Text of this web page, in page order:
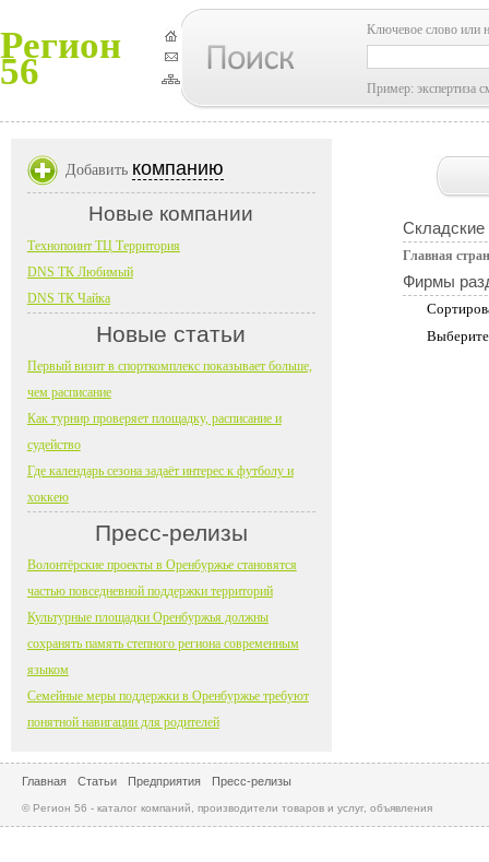
Регион
56
Ключевое слово или
Пример: экспертиза
Складские
Главная
Фирмы
Добавить компанию
Новые компании
Технопоинт ТЦ Территория
DNS ТК Любимый
DNS ТК Чайка
Новые статьи
Первый визит в спорткомплекс показывает больше,
чем расписание
Как турнир проверяет площадку, расписание и
судейство
Где календарь сезона задаёт интерес к футболу и
хоккею
Пресс-релизы
Волонтёрские проекты в Оренбуржье становятся
частью повседневной поддержки территорий
Культурные площадки Оренбуржья должны
сохранять память степного региона современным
языком
Семейные меры поддержки в Оренбуржье требуют
понятной навигации для родителей
Главная Статьи Предприятия Пресс-релизы
© Регион 56 - каталог компаний, производители товаров и услуг, объявления